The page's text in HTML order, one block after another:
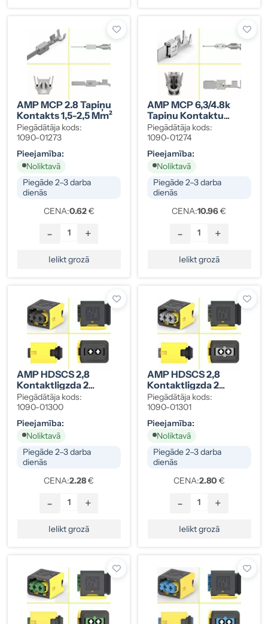
AMP MCP 2.8 Tapiņu
Kontakts 1,5-2,5 Mm²
Piegādātāja kods:
1090-01273
Pieejamība:
Noliktavā
Piegāde 2–3 darba
dienās
CENA:0.62€
- +
Ielikt grozā
AMP MCP 6,3/4.8k
Tapiņu Kontaktu
Komplekts 1-2,5 Mm²
(10 Gab.)
Piegādātāja kods:
1090-01274
Pieejamība:
Noliktavā
Piegāde 2–3 darba
dienās
CENA:10.96€
- +
Ielikt grozā
AMP HDSCS 2,8
Kontaktligzda 2
Kontakti, Melns,
Group A, 1-1418483-1
Piegādātāja kods:
1090-01300
Pieejamība:
Noliktavā
Piegāde 2–3 darba
dienās
CENA:2.28€
- +
Ielikt grozā
AMP HDSCS 2,8
Kontaktligzda 2
Kontakti, Pelēks,
Group A
Piegādātāja kods:
1090-01301
Pieejamība:
Noliktavā
Piegāde 2–3 darba
dienās
CENA:2.80 €
- +
Ielikt grozā